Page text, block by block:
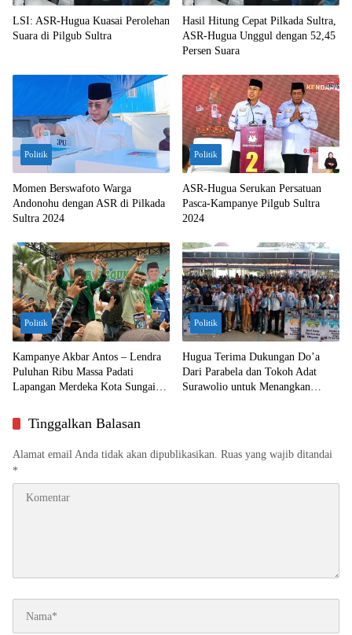
LSI: ASR-Hugua Kuasai Perolehan
Suara di Pilgub Sultra
Hasil Hitung Cepat Pilkada Sultra,
ASR-Hugua Unggul dengan 52,45
Persen Suara
Politik
Momen Berswafoto Warga
Andonohu dengan ASR di Pilkada
Sultra 2024
Politik
ASR-Hugua Serukan Persatuan
Pasca-Kampanye Pilgub Sultra
2024
Politik
Kampanye Akbar Antos – Lendra
Puluhan Ribu Massa Padati
Lapangan Merdeka Kota Sungai
Politik
Hugua Terima Dukungan Do’a
Dari Parabela dan Tokoh Adat
Surawolio untuk Menangkan
Tinggalkan Balasan
Alamat email Anda tidak akan dipublikasikan. Ruas yang wajib ditandai
*